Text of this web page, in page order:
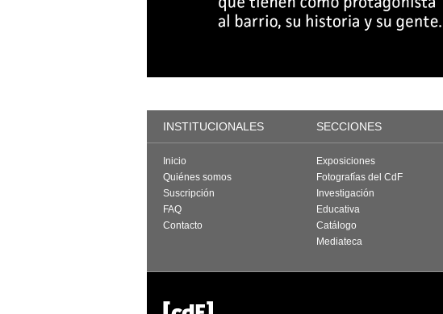
INSTITUCIONALES SECCIONES
Inicio
Quiénes somos
Suscripción
FAQ
Contacto
Exposiciones
Fotografías del CdF
Investigación
Educativa
Catálogo
Mediateca